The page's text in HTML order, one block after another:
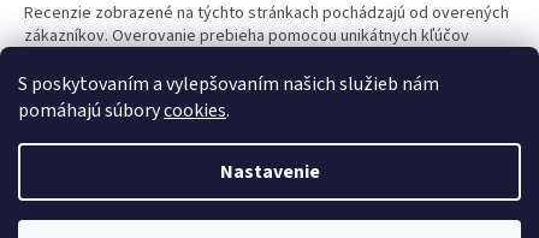
S poskytovaním a vylepšovaním našich služieb nám
pomáhajú súborycookies.
Nastavenie
Recenzie zobrazené na týchto stránkach pochádzajú od overených
zákazníkov. Overovanie prebieha pomocou unikátnych kľúčov
Vytvoril Shoptet